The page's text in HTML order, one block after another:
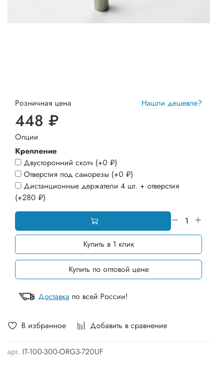
В избранное Добавить в сравнение
арт. IT-100-300-ORG3-720UF
Розничная цена Нашли дешевле?
448 ₽
Опции
Крепление
Двусторонний скотч (+0 ₽)
Отверстия под саморезы (+0 ₽)
Дистанционные держатели 4 шт. + отверстия
(+280 ₽)
Купить в 1 клик
Купить по оптовой цене
Доставка по всей России!